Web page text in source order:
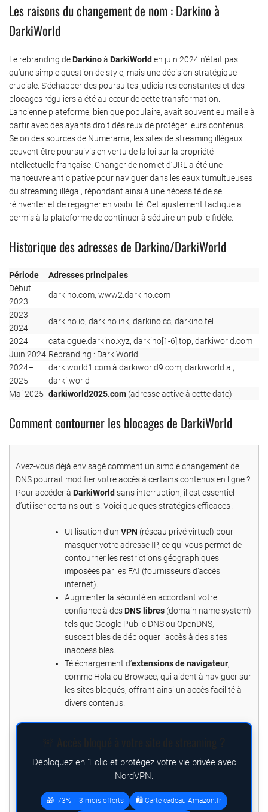
Les raisons du changement de nom : Darkino à
DarkiWorld
Le rebranding deDarkinoà DarkiWorld en juin 2024 n’était pas
qu’une simple question de style, mais une décision stratégique
cruciale. S’échapper des poursuites judiciaires constantes et des
blocages réguliers a été au cœur de cette transformation.
L’ancienne plateforme, bien que populaire, avait souvent eu maille à
partir avec des ayants droit désireux de protéger leurs contenus.
Selon des sources de Numerama, les sites de streaming illégaux
peuvent être poursuivis en vertu de la loi sur la propriété
intellectuelle française. Changer de nom et d’URL a été une
manœuvre anticipative pour naviguer dans les eaux tumultueuses
du streaming illégal, répondant ainsi à une nécessité de se
réinventer et de regagner en visibilité. Cet ajustement tactique a
permis à la plateforme de continuer à séduire un public fidèle.
Historique des adresses de Darkino/DarkiWorld
Période
Adresses principales
Début
2023
darkino.com, www2.darkino.com
2023–
2024
darkino.io, darkino.ink, darkino.cc, darkino.tel
2024
catalogue.darkino.xyz, darkino[1-6].top, darkiworld.com
Juin 2024 Rebranding : DarkiWorld
2024–
2025
darkiworld1.com à darkiworld9.com, darkiworld.al,
darki.world
Mai 2025 darkiworld2025.com (adresse active à cette date)
Comment contourner les blocages de DarkiWorld
Avez-vous déjà envisagé comment un simple changement de
DNS pourrait modifier votre accès à certains contenus en ligne ?
Pour accéder à DarkiWorld sans interruption, il est essentiel
d’utiliser certains outils. Voici quelques stratégies efficaces :
Utilisation d’un VPN (réseau privé virtuel) pour
masquer votre adresse IP, ce qui vous permet de
contourner les restrictions géographiques
imposées par les FAI (fournisseurs d’accès
internet).
Augmenter la sécurité en accordant votre
confiance à desDNS libres (domain name system)
tels que Google Public DNS ou OpenDNS,
susceptibles de débloquer l’accès à des sites
inaccessibles.
Téléchargement d’extensions de navigateur,
comme Hola ou Browsec, qui aident à naviguer sur
les sites bloqués, offrant ainsi un accès facilité à
divers contenus.
Débloquez en 1 clic et protégez votre vie privée avec
NordVPN.
🎁 -73% + 3 mois offerts 🛍️ Carte cadeau Amazon.fr